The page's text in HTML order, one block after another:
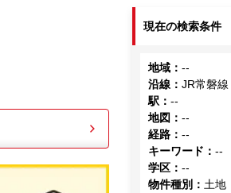
現在の検索条件
地域 ：--
沿線 ：JR常磐線
駅 ：--
地図 ：--
経路 ：--
キーワード ：--
学区 ：--
物件種別 ： 土地